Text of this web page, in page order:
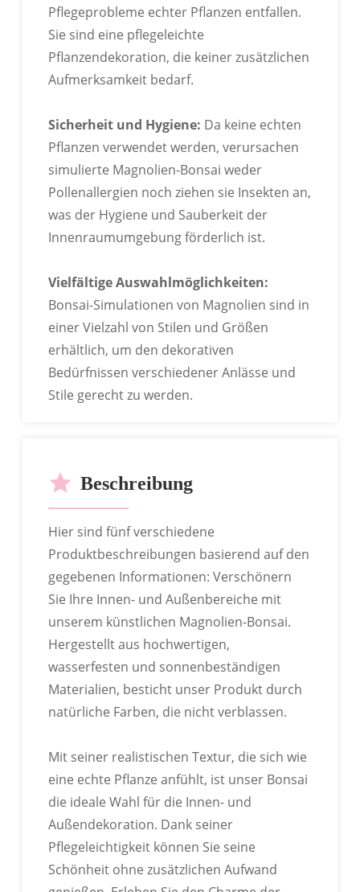
Pflegeprobleme echter Pflanzen entfallen.
Sie sind eine pflegeleichte
Pflanzendekoration, die keiner zusätzlichen
Aufmerksamkeit bedarf.
Sicherheit und Hygiene: Da keine echten
Pflanzen verwendet werden, verursachen
simulierte Magnolien-Bonsai weder
Pollenallergien noch ziehen sie Insekten an,
was der Hygiene und Sauberkeit der
Innenraumumgebung förderlich ist.
Vielfältige Auswahlmöglichkeiten:
Bonsai-Simulationen von Magnolien sind in
einer Vielzahl von Stilen und Größen
erhältlich, um den dekorativen
Bedürfnissen verschiedener Anlässe und
Stile gerecht zu werden.
Beschreibung
Hier sind fünf verschiedene
Produktbeschreibungen basierend auf den
gegebenen Informationen: Verschönern
Sie Ihre Innen- und Außenbereiche mit
unserem künstlichen Magnolien-Bonsai.
Hergestellt aus hochwertigen,
wasserfesten und sonnenbeständigen
Materialien, besticht unser Produkt durch
natürliche Farben, die nicht verblassen.
Mit seiner realistischen Textur, die sich wie
eine echte Pflanze anfühlt, ist unser Bonsai
die ideale Wahl für die Innen- und
Außendekoration. Dank seiner
Pflegeleichtigkeit können Sie seine
Schönheit ohne zusätzlichen Aufwand
BSCI-Zertifizierung Bestanden
ANPASSBARE BESTSELLER-
MODELLE
Zahlreiche Geschäfte bieten die Möglichkeit,
verschiedene Blumensträuße individuell
IN VERSCHIEDENEN FARBEN
INDIVIDUELL ANPASSBAR
Passen Sie die Farbe Ihres Produkts anhand der
Pantone-Farbkarte an.
ANPASSBAR
Passen Sie die Farbe Ihres Produkts anhand der
Pantone-Farbkarte an.